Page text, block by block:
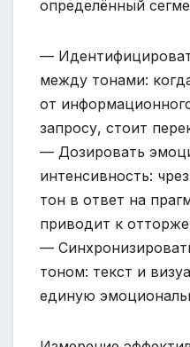
определённый
—
между тонами:
от
запросу, стоит
— Дозировать
интенсивность:
тон в ответ на
приводит к
—
тоном: текст и
единую